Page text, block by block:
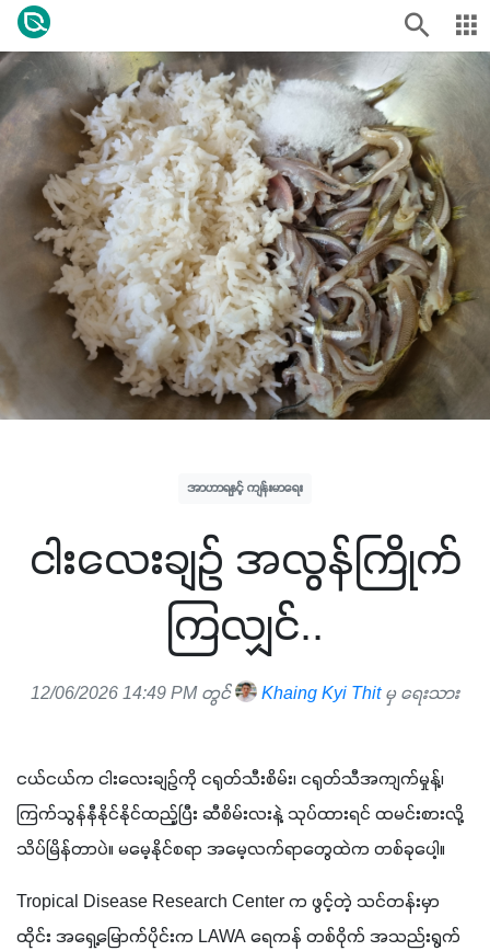
အာဟာရနှင့် ကျန်းမာရေး
ငါးလေးချဉ် အလွန်ကြိုက်
ကြလျှင်..
12/06/2026 14:49 PM တွင် Khaing Kyi Thitမှ ရေးသား
ငယ်ငယ်က ငါးလေးချဉ်ကို ငရုတ်သီးစိမ်း‌၊ ငရုတ်သီအကျက်မှုန့်၊
ကြက်သွန်နီနိုင်နိုင်ထည့်ပြီး ဆီစိမ်းလးနဲ့ သုပ်ထားရင် ထမင်းစားလို့
သိပ်မြိန်တာပဲ။ မမေ့နိုင်စရာ အမေ့လက်ရာတွေထဲက တစ်ခုပေါ့။
Tropical Disease Research Center က ဖွင့်တဲ့ သင်တန်းမှာ
ထိုင်း အရှေ့မြောက်ပိုင်းက LAWA ရေကန် တစ်ဝိုက် အသည်းရွက်